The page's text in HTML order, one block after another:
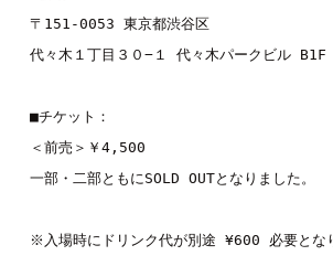
〒151-0053 東京都渋谷区
代々木１丁目３０−１ 代々木パークビル B1F
■チケット：
＜前売＞￥4,500
一部・二部ともにSOLD OUTとなりました。
※入場時にドリンク代が別途 ¥600 必要とな